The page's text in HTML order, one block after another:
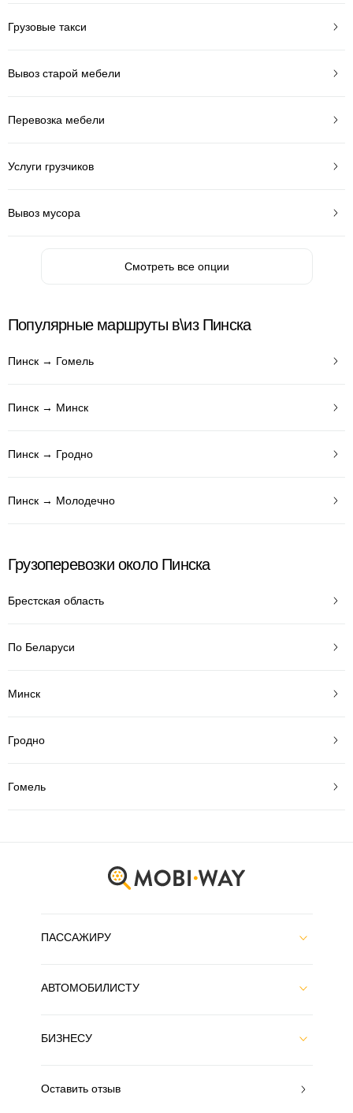
Грузовые такси
Вывоз старой мебели
Перевозка мебели
Услуги грузчиков
Вывоз мусора
Смотреть все опции
Популярные маршруты в\из Пинска
Пинск → Гомель
Пинск → Минск
Пинск → Гродно
Пинск → Молодечно
Грузоперевозки около Пинска
Брестская область
По Беларуси
Минск
Гродно
Гомель
ПАССАЖИРУ
АВТОМОБИЛИСТУ
БИЗНЕСУ
Оставить отзыв